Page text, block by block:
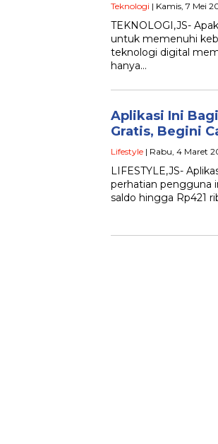
Teknologi | Kamis, 7 Mei
TEKNOLOGI,JS-
untuk memenuhi
teknologi digital
hanya…
Aplikasi Ini
Gratis, Begini
Lifestyle | Rabu, 4 Maret
LIFESTYLE,JS-
perhatian pengguna
saldo hingga Rp421